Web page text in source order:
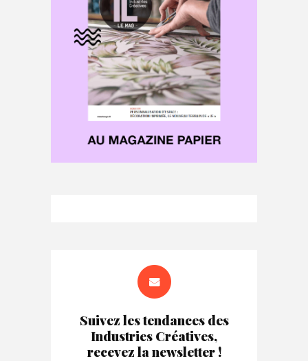
Suivez les tendances des
Industries Créatives,
recevez la newsletter !